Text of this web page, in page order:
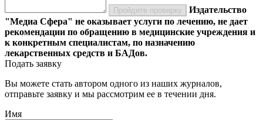
Пройдите проверку
Издательство
"Медиа Сфера" не оказывает услуги по лечению, не дает
рекомендации по обращению в медицинские учреждения и
к конкретным специалистам, по назначению
лекарственных средств и БАДов.
Подать заявку
Вы можете стать автором одного из наших журналов,
отправьте заявку и мы рассмотрим ее в течении дня.
Имя